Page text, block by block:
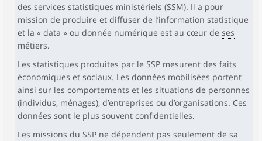
des services statistiques ministériels (SSM). Il a pour
mission de produire et diffuser de l’information statistique
et la « data » ou donnée numérique est au cœur de ses
métiers.
Les statistiques produites par le SSP mesurent des faits
économiques et sociaux. Les données mobilisées portent
ainsi sur les comportements et les situations de personnes
(individus, ménages), d’entreprises ou d’organisations. Ces
données sont le plus souvent confidentielles.
Les missions du SSP ne dépendent pas seulement de sa